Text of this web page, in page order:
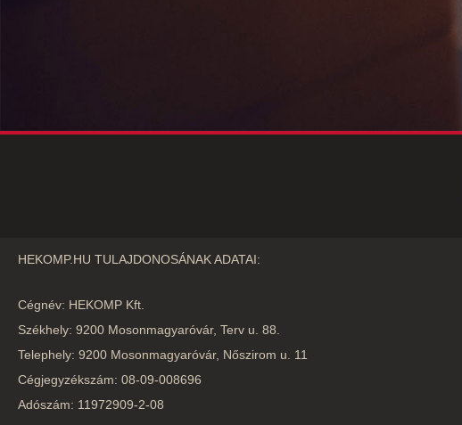
HEKOMP.HU TULAJDONOSÁNAK ADATAI:
Cégnév: HEKOMP Kft.
Székhely: 9200 Mosonmagyaróvár, Terv u. 88.
Telephely: 9200 Mosonmagyaróvár, Nőszirom u. 11
Cégjegyzékszám: 08-09-008696
Adószám: 11972909-2-08